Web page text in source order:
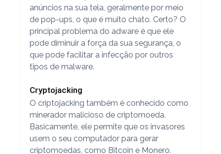
anúncios na sua tela, geralmente por meio
de pop-ups, o que é muito chato. Certo? O
principal problema do adware é que ele
pode diminuir a força da sua segurança, o
que pode facilitar a infecção por outros
tipos de malware.
Cryptojacking
O criptojacking também é conhecido como
minerador malicioso de criptomoeda.
Basicamente, ele permite que os invasores
usem o seu computador para gerar
criptomoedas, como Bitcoin e Monero.